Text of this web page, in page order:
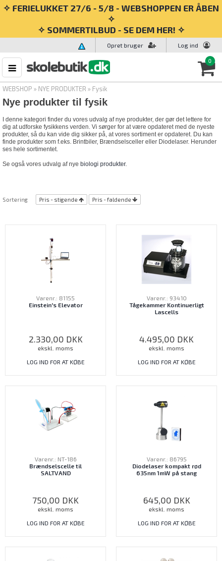
✧ FERIELUKKET 27/6 - 5/8 - WEBSHOPPEN ER ÅBEN
✧
✧ SOMMERTILBUD - SE DEM HER! ✧
Opret bruger Log ind
0
WEBSHOP » NYE PRODUKTER » Fysik
Nye produkter til fysik
I denne kategori finder du vores udvalg af nye produkter, der gør det lettere for
dig at udforske fysikkens verden. Vi sørger for at være opdateret med de nyeste
produkter, så du kan vide dig sikker på, at vores sortiment er opdateret. Du kan
finde produkter som f.eks. Brintbiler, Brændselsceller eller Diodelaser. Herunder
ses hele sortimentet.
Se også vores udvalg af nye biologi produkter.
Sortering Pris - stigende Pris - faldende
Varenr.: 81155
Einstein's Elevator
2.330,00 DKK
ekskl. moms
LOG IND FOR AT KØBE
Varenr.: 93410
Tågekammer Kontinuerligt
Lascells
4.495,00 DKK
ekskl. moms
LOG IND FOR AT KØBE
Varenr.: NT-186
Brændselscelle til
SALTVAND
750,00 DKK
ekskl. moms
LOG IND FOR AT KØBE
Varenr.: 86795
Diodelaser kompakt rød
635nm 1mW på stang
645,00 DKK
ekskl. moms
LOG IND FOR AT KØBE